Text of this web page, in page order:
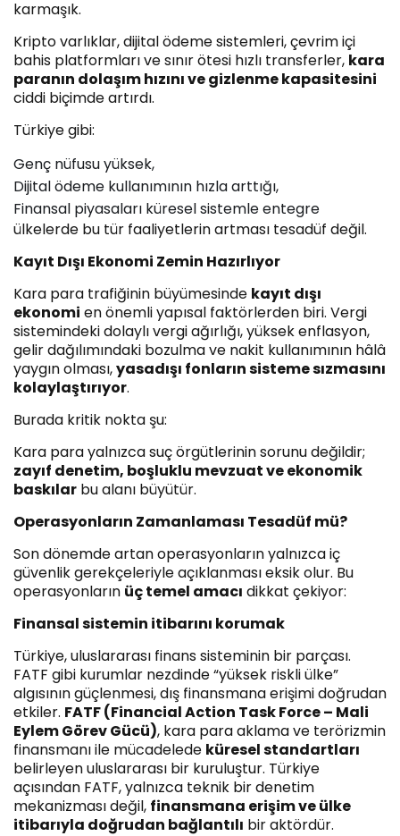
karmaşık.
Kripto varlıklar, dijital ödeme sistemleri, çevrim içi
bahis platformları ve sınır ötesi hızlı transferler, kara
paranın dolaşım hızını ve gizlenme kapasitesini
ciddi biçimde artırdı.
Türkiye gibi:
Genç nüfusu yüksek,
Dijital ödeme kullanımının hızla arttığı,
Finansal piyasaları küresel sistemle entegre
ülkelerde bu tür faaliyetlerin artması tesadüf değil.
Kayıt Dışı Ekonomi Zemin Hazırlıyor
Kara para trafiğinin büyümesinde kayıt dışı
ekonomi en önemli yapısal faktörlerden biri. Vergi
sistemindeki dolaylı vergi ağırlığı, yüksek enflasyon,
gelir dağılımındaki bozulma ve nakit kullanımının hâlâ
yaygın olması,yasadışı fonların sisteme sızmasını
kolaylaştırıyor.
Burada kritik nokta şu:
Kara para yalnızca suç örgütlerinin sorunu değildir;
zayıf denetim, boşluklu mevzuat ve ekonomik
baskılar bu alanı büyütür.
Operasyonların Zamanlaması Tesadüf mü?
Son dönemde artan operasyonların yalnızca iç
güvenlik gerekçeleriyle açıklanması eksik olur. Bu
operasyonların üç temel amacı dikkat çekiyor:
Finansal sistemin itibarını korumak
Türkiye, uluslararası finans sisteminin bir parçası.
FATF gibi kurumlar nezdinde “yüksek riskli ülke”
algısının güçlenmesi, dış finansmana erişimi doğrudan
etkiler. FATF (Financial Action Task Force – Mali
Eylem Görev Gücü), kara para aklama ve terörizmin
finansmanı ile mücadelede küresel standartları
belirleyen uluslararası bir kuruluştur. Türkiye
açısından FATF, yalnızca teknik bir denetim
mekanizması değil, finansmana erişim ve ülke
itibarıyla doğrudan bağlantılı bir aktördür.